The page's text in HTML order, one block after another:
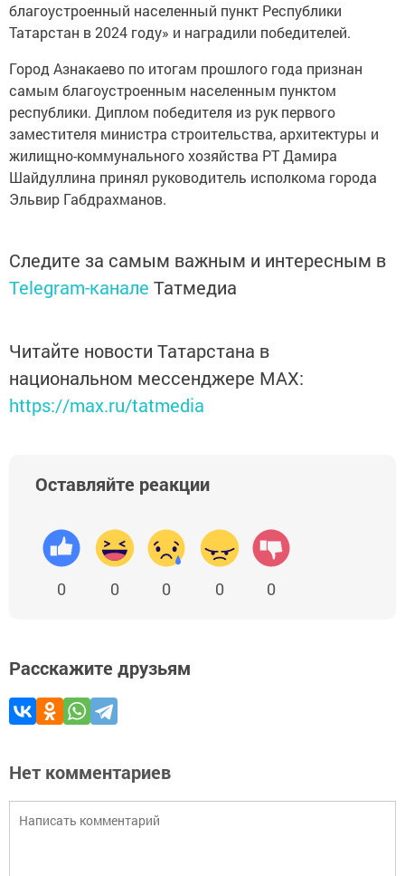
благоустроенный населенный пункт Республики
Татарстан в 2024 году» и наградили победителей.
Город Азнакаево по итогам прошлого года признан
самым благоустроенным населенным пунктом
республики. Диплом победителя из рук первого
заместителя министра строительства, архитектуры и
жилищно-коммунального хозяйства РТ Дамира
Шайдуллина принял руководитель исполкома города
Эльвир Габдрахманов.
Следите за самым важным и интересным в
Telegram-канале Татмедиа
Читайте новости Татарстана в
национальном мессенджере MАХ:
https://max.ru/tatmedia
Оставляйте реакции
0 0 0 0 0
Расскажите друзьям
Нет комментариев